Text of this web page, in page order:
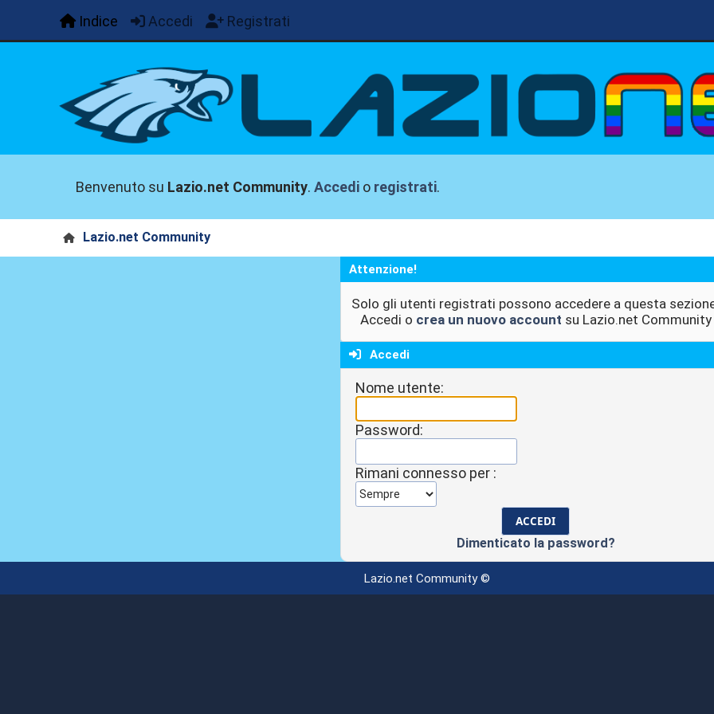
Indice Accedi Registrati
Benvenuto su Lazio.net Community.Accedi o registrati.
Lazio.net Community
Attenzione!
Solo gli utenti registrati possono accedere a questa
Accedi o crea un nuovo account su Lazio.net Community
Accedi
Nome utente:
Password:
Rimani connesso per :
Dimenticato la password?
Lazio.net Community ©